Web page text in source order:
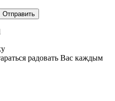
Отправить
радовать Вас каждым